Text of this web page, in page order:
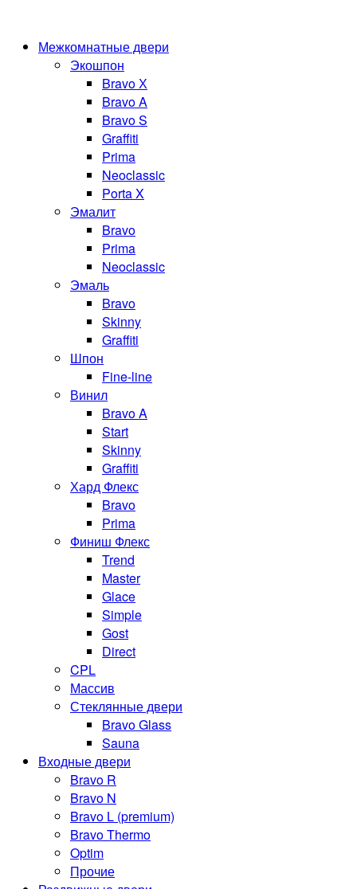
Межкомнатные двери
Экошпон
Bravo Х
Bravo A
Bravo S
Graffiti
Prima
Neoclassic
Porta X
Эмалит
Bravo
Prima
Neoclassic
Эмаль
Bravo
Skinny
Graffiti
Шпон
Fine-line
Винил
Bravo A
Start
Skinny
Graffiti
Хард Флекс
Bravo
Prima
Финиш Флекс
Trend
Master
Glace
Simple
Gost
Direct
CPL
Массив
Стеклянные двери
Bravo Glass
Sauna
Входные двери
Bravo R
Bravo N
Bravo L (premium)
Bravo Thermo
Optim
Прочие